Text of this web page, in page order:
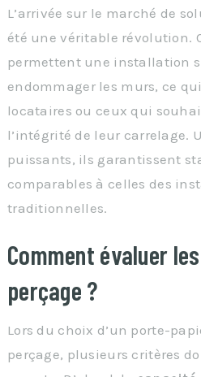
L’arrivée sur le marché de
été une véritable révolution.
permettent une installation
endommager les murs, ce
locataires ou ceux qui
l’intégrité de leur carrelage.
puissants, ils garantissent
comparables à celles des
traditionnelles.
Comment évaluer
perçage ?
Lors du choix d’un porte-
perçage, plusieurs critères